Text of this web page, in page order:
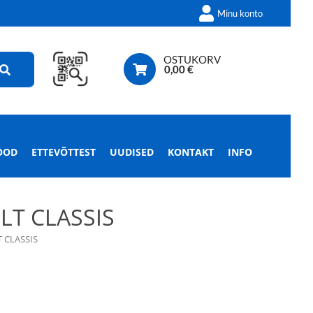
Minu konto
OSTUKORV
0,00€
ETTEVÕTTEST UUDISED KONTAKT INFO
CLASSIS